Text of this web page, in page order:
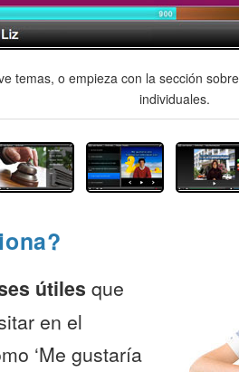
temas, o empieza con la sección
individuales.
útiles que
en el
‘Me gustaría